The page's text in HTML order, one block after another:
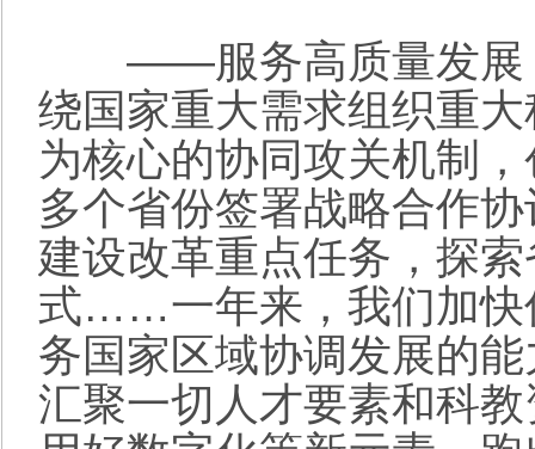
——服务高质量发展，
绕国家重大需求组织重
为核心的协同攻关机制
多个省份签署战略合作
建设改革重点任务，探
式……一年来，我们加快
务国家区域协调发展的
汇聚一切人才要素和科